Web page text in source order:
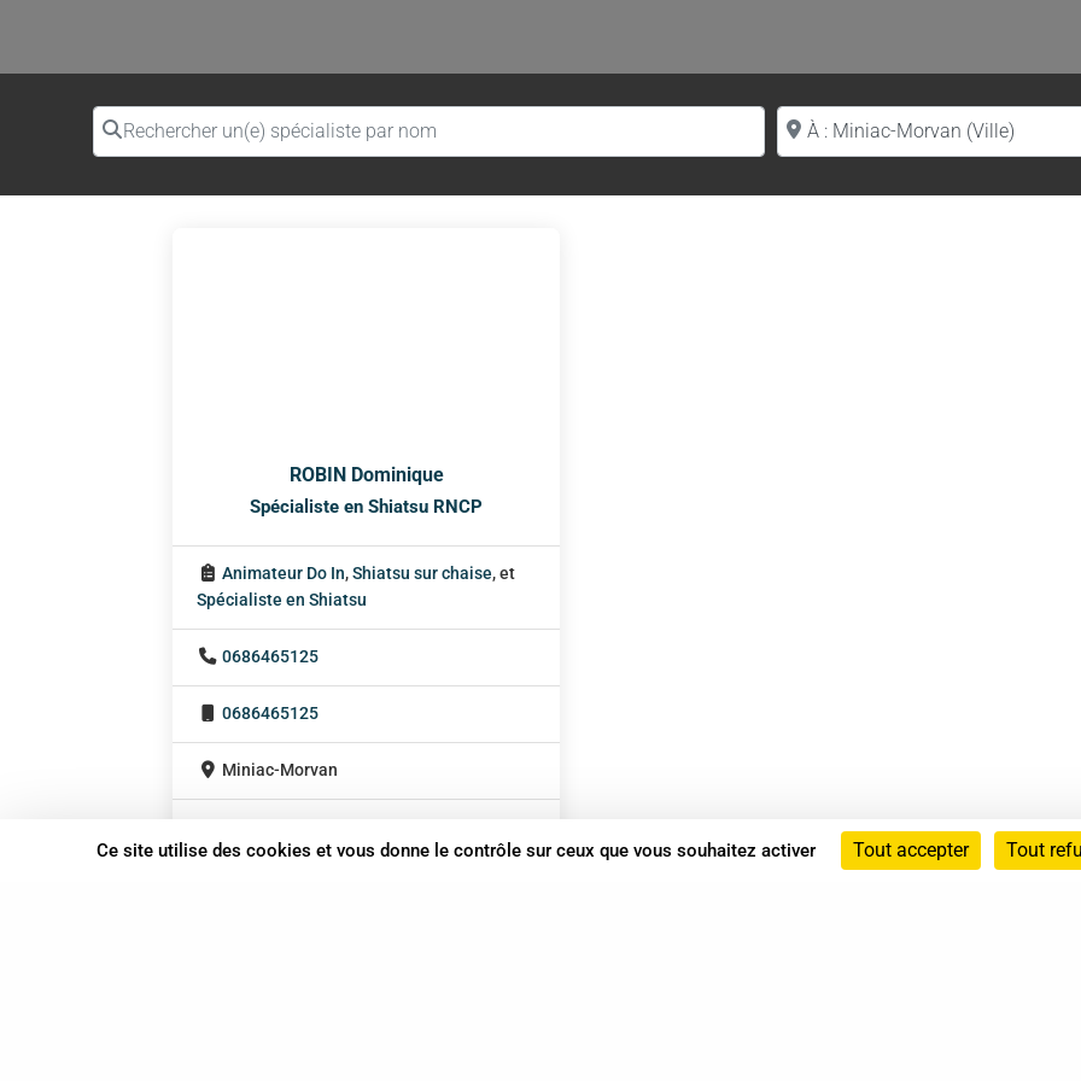
Rechercher un(e) spécialiste par nom Proche de (ville ou région)
ROBIN Dominique
Spécialiste en Shiatsu RNCP
Animateur Do In,Shiatsu sur chaise, et
Spécialiste en Shiatsu
0686465125
0686465125
Miniac-Morvan
Ce site utilise des cookies et vous donne le contrôle sur ceux que vous souhaitez activer Tout accepter Tout